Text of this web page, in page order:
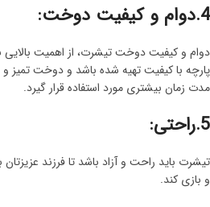
4.دوام و کیفیت دوخت:
دوام و کیفیت دوخت تیشرت، از اهمیت بالایی
پارچه با کیفیت تهیه شده باشد و دوخت تمیز
مدت زمان بیشتری مورد استفاده قرار گیرد.
5.راحتی:
تیشرت باید راحت و آزاد باشد تا فرزند
و بازی کند.